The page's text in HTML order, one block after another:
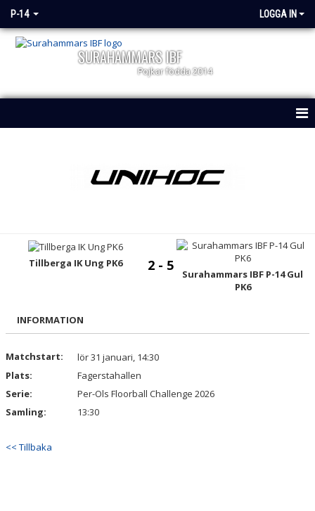
P-14 LOGGA IN
SURAHAMMARS IBF
Pojkar födda 2014
TRUPPEN
BILDGALLERI
KONTAKT
Tillberga IK Ung PK6 2 - 5
Surahammars IBF P-14 Gul
PK6
INFORMATION
Matchstart:
lör 31 januari, 14:30
Plats:
Fagerstahallen
Serie:
Per-Ols Floorball Challenge 2026
Samling:
13:30
<< Tillbaka